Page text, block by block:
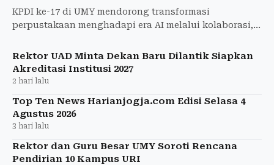
KPDI ke-17 di UMY mendorong transformasi
perpustakaan menghadapi era AI melalui kolaborasi,
Rektor UAD Minta Dekan Baru Dilantik Siapkan
Akreditasi Institusi 2027
2 hari lalu
Top Ten News Harianjogja.com Edisi Selasa 4
Agustus 2026
3 hari lalu
Rektor dan Guru Besar UMY Soroti Rencana
Pendirian 10 Kampus URI